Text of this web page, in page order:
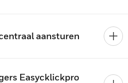
aansturen
Easycklickpro